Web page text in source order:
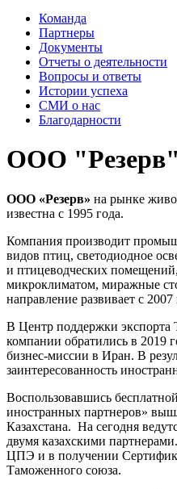
Команда
Партнеры
Документы
Отчеты о деятельности
Вопросы и ответы
Истории успеха
СМИ о нас
Благодарности
ООО "Резерв"
ООО «Резерв» на рынке
известна с 1995 года.
Компания производит
видов птиц, светодиодное
и птицеводческих
микроклиматом, миражные
направление развивает с 2007
В Центр поддержки экспорта
компании обратились в 2019
бизнес-миссии в Иран. В
заинтересованность
Воспользовавшись
иностранных партнеров»
Казахстана. На сегодня
двумя казахскими
ЦПЭ и в получении
Таможенного союза.